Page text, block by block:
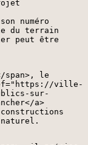
numéro
du terrain
peut être
span>, le
ville-
sur-
a>